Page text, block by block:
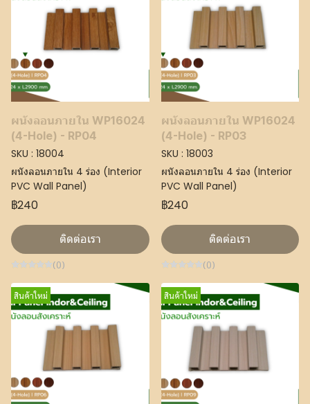
ผนังลอนภายใน WP16024
(4-Hole) - RP04
SKU : 18004
ผนังลอนภายใน 4 ร่อง (Interior
PVC Wall Panel)
฿240
ติดต่อเรา
(0)
ผนังลอนภายใน WP16024
(4-Hole) - RP03
SKU : 18003
ผนังลอนภายใน 4 ร่อง (Interior
PVC Wall Panel)
฿240
ติดต่อเรา
(0)
สินค้าใหม่ สินค้าใหม่